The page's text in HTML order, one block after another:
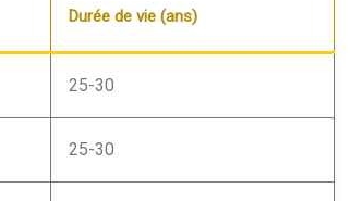
Durée de vie (ans)
25-30
25-30